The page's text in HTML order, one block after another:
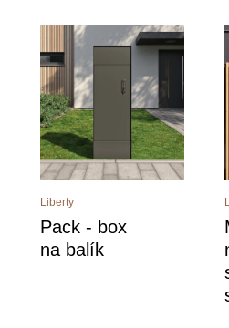
Liberty
Pack - box
na balík